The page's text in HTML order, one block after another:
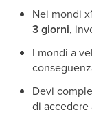
Nei mondi
3 giorni,
I mondi a
Devi
di accedere